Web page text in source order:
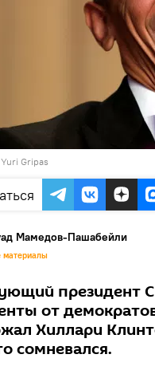
Gripas
Мамедов-Пашабейли
материалы
президент
от
Хиллари
сомневался.